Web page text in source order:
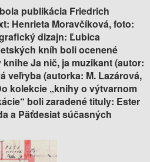
publikácia Friedrich
Henrieta Moravčíková, foto:
dizajn: Ľubica
kníh boli ocenené
Ja nič, ja muzikant (autor:
veľryba (autorka: M. Lazárová,
kolekcie „knihy o výtvarnom
boli zaradené tituly: Ester
a Päťdesiat súčasných